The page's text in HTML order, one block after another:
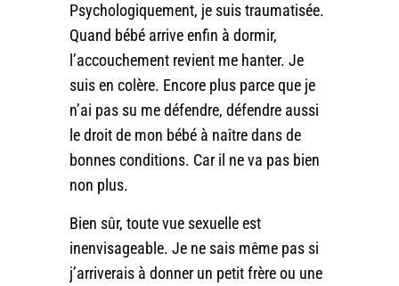
Psychologiquement, je suis traumatisée.
Quand bébé arrive enfin à dormir,
l’accouchement revient me hanter. Je
suis en colère. Encore plus parce que je
n’ai pas su me défendre, défendre aussi
le droit de mon bébé à naître dans de
bonnes conditions. Car il ne va pas bien
non plus.
Bien sûr, toute vue sexuelle est
inenvisageable. Je ne sais même pas si
j’arriverais à donner un petit frère ou une